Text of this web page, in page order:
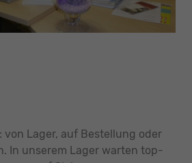
von Lager, auf Bestellung oder
In unserem Lager warten top-